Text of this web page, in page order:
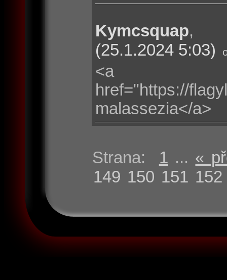
Kymcsquap
(25.1.2024 5:03)
<a
href="https://
malassezia</a>
Strana: 1 ... «
149 150 151 152